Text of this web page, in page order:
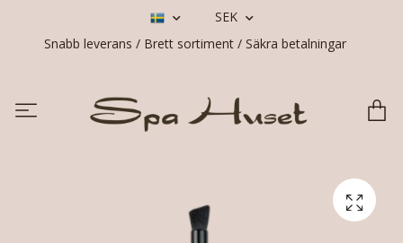
SEK
Snabb leverans / Brett sortiment / Säkra betalningar